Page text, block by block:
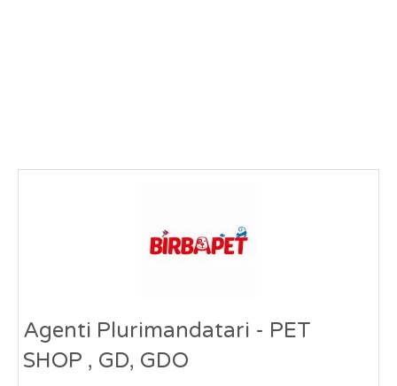
Agenti Plurimandatari - PET
SHOP , GD, GDO